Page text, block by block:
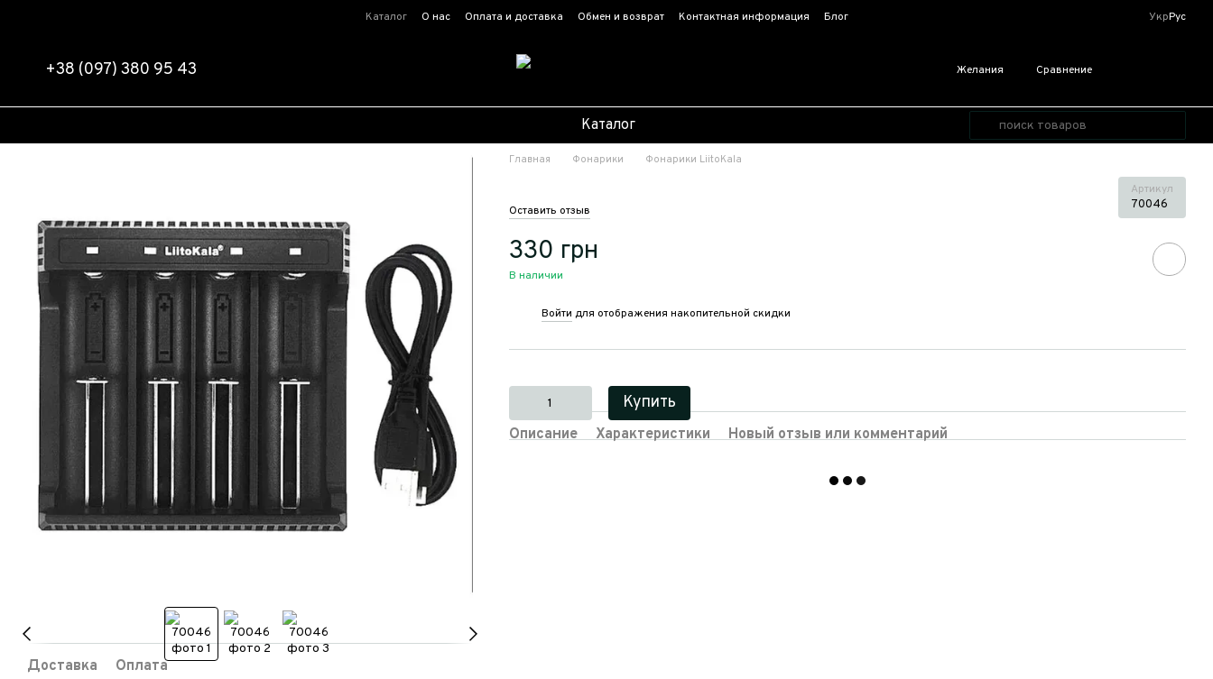
Каталог О нас Оплата и доставка Обмен и возврат Контактная информация Блог УкрРус
+38 (097) 380 95 43 Желания Сравнение
Каталог
Доставка Оплата
Главная Фонарики Фонарики LiitoKala
Артикул
70046
Оставить отзыв
330 грн
В наличии
Войти для отображения накопительной скидки
Купить
Описание Характеристики Новый отзыв или комментарий